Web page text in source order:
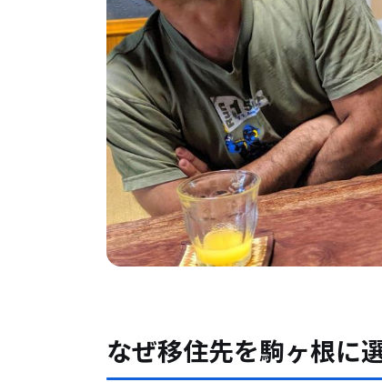
なぜ移住先を駒ヶ根に